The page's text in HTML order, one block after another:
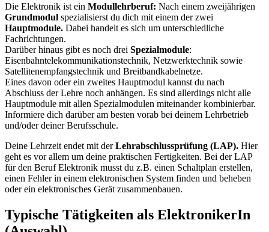
Die Elektronik ist ein Modullehrberuf: Nach einem zweijährigen
Grundmodul spezialisierst du dich mit einem der zwei
Hauptmodule. Dabei handelt es sich um unterschiedliche
Fachrichtungen.
Darüber hinaus gibt es noch drei Spezialmodule:
Eisenbahntelekommunikationstechnik, Netzwerktechnik sowie
Satellitenempfangstechnik und Breitbandkabelnetze.
Eines davon oder ein zweites Hauptmodul kannst du nach
Abschluss der Lehre noch anhängen. Es sind allerdings nicht alle
Hauptmodule mit allen Spezialmodulen miteinander kombinierbar.
Informiere dich darüber am besten vorab bei deinem Lehrbetrieb
und/oder deiner Berufsschule.
Deine Lehrzeit endet mit derLehrabschlussprüfung (LAP). Hier
geht es vor allem um deine praktischen Fertigkeiten. Bei der LAP
für den Beruf Elektronik musst du z.B. einen Schaltplan erstellen,
einen Fehler in einem elektronischen System finden und beheben
oder ein elektronisches Gerät zusammenbauen.
Typische Tätigkeiten als ElektronikerIn